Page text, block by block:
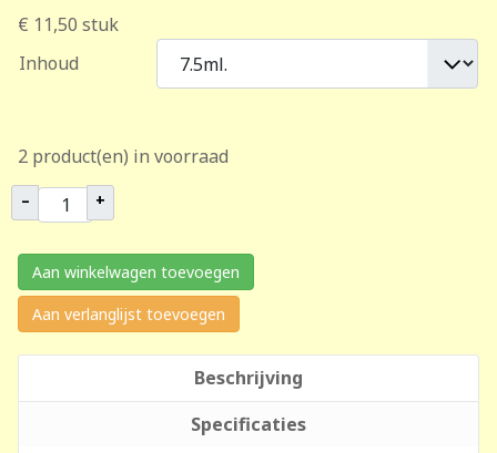
€ 11,50 stuk
Inhoud
2 product(en) in voorraad
– +
Aan winkelwagen toevoegen
Aan verlanglijst toevoegen
Beschrijving
Specificaties